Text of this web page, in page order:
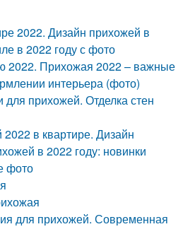
2022. Дизайн прихожей в
в 2022 году с фото
2022. Прихожая 2022 – важные
интерьера (фото)
прихожей. Отделка стен
в квартире. Дизайн
в 2022 году: новинки
фото
для прихожей. Современная